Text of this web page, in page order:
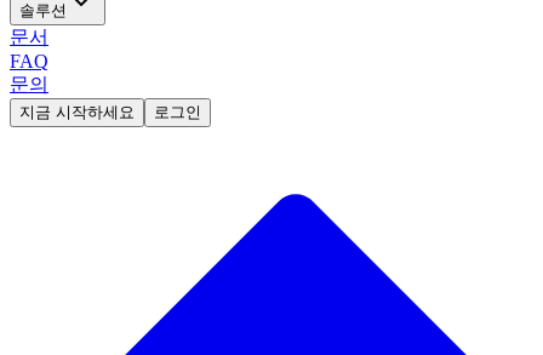
솔루션
문서
FAQ
문의
지금 시작하세요 로그인